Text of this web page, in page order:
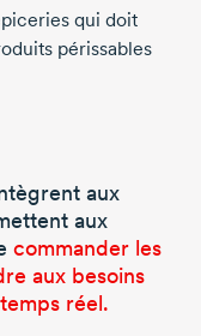
qui doit
périssables
aux
aux
commander les
aux besoins
réel.